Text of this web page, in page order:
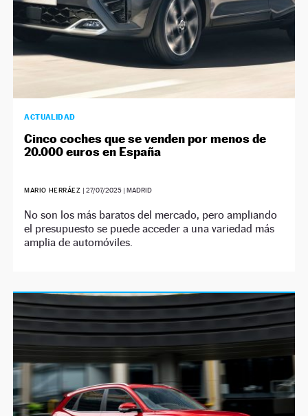
ACTUALIDAD
Cinco coches que se venden por menos de
20.000 euros en España
MARIO HERRÁEZ | 27/07/2025| MADRID
No son los más baratos del mercado, pero ampliando
el presupuesto se puede acceder a una variedad más
amplia de automóviles.